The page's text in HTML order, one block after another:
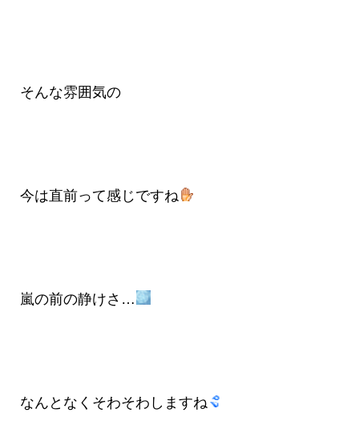
そんな雰囲気の
今は直前って感じですね
嵐の前の静けさ…
なんとなくそわそわしますね